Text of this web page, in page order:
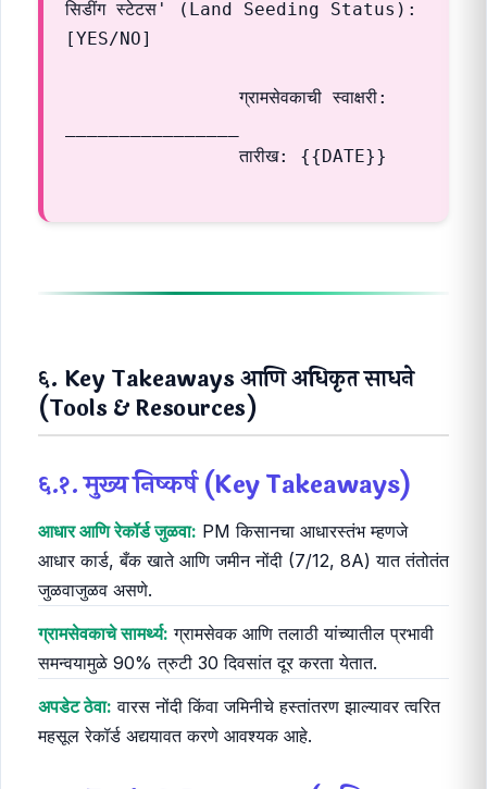
सिडींग स्टेटस' (Land Seeding Status):
[YES/NO]
                ग्रामसेवकाची स्वाक्षरी:
                तारीख: {{DATE}}
६. Key Takeaways आणि अधिकृत साधने
(Tools & Resources)
६.१. मुख्य निष्कर्ष (Key Takeaways)
आधार आणि रेकॉर्ड जुळवा: PM किसानचा आधारस्तंभ म्हणजे
आधार कार्ड, बँक खाते आणि जमीन नोंदी (7/12, 8A) यात तंतोतंत
जुळवाजुळव असणे.
ग्रामसेवकाचे सामर्थ्य: ग्रामसेवक आणि तलाठी यांच्यातील प्रभावी
समन्वयामुळे 90% त्रुटी 30 दिवसांत दूर करता येतात.
अपडेट ठेवा: वारस नोंदी किंवा जमिनीचे हस्तांतरण झाल्यावर त्वरित
महसूल रेकॉर्ड अद्ययावत करणे आवश्यक आहे.